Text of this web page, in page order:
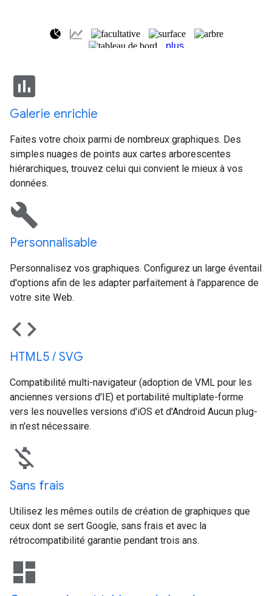
insert_chart
Galerie enrichie
Faites votre choix parmi de nombreux graphiques. Des
simples nuages de points aux cartes arborescentes
hiérarchiques, trouvez celui qui convient le mieux à vos
données.
build
Personnalisable
Personnalisez vos graphiques. Configurez un large éventail
d'options afin de les adapter parfaitement à l'apparence de
votre site Web.
code
HTML5 / SVG
Compatibilité multi-navigateur (adoption de VML pour les
anciennes versions d'IE) et portabilité multiplate-forme
vers les nouvelles versions d'iOS et d'Android Aucun plug-
in n'est nécessaire.
money_off
Sans frais
Utilisez les mêmes outils de création de graphiques que
ceux dont se sert Google, sans frais et avec la
rétrocompatibilité garantie pendant trois ans.
dashboard